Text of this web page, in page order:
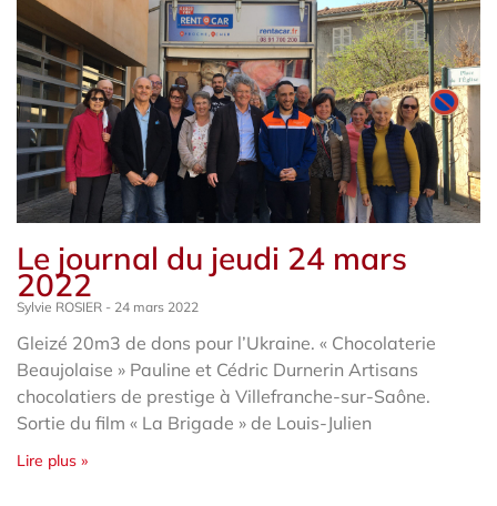
Le journal du jeudi 24 mars
2022
Sylvie ROSIER 24 mars 2022
Gleizé 20m3 de dons pour l’Ukraine. « Chocolaterie
Beaujolaise » Pauline et Cédric Durnerin Artisans
chocolatiers de prestige à Villefranche-sur-Saône.
Sortie du film « La Brigade » de Louis-Julien
Lire plus »